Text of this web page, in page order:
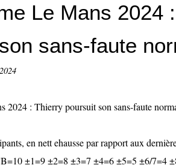
Le Mans 2024
sans-faute
en nett ehausse par rapport aux
±1=9 ±2=8 ±3=7 ±4=6 ±5=5 ±6/7=4